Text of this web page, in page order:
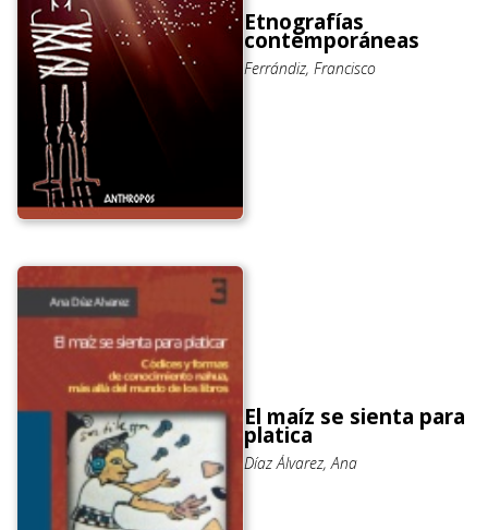
Etnografías
contemporáneas
Ferrándiz, Francisco
El maíz se sienta para
platica
Díaz Álvarez, Ana